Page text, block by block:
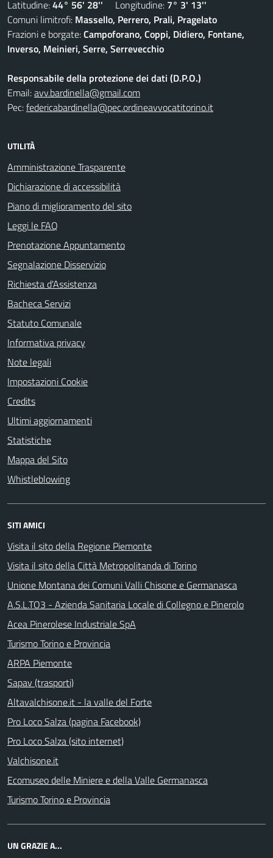
Latitudine:44° 56' 28'' Longitudine: 7° 3' 13''
Comuni limitrofi: Massello, Perrero, Prali, Pragelato
Frazioni e borgate:Campoforano, Coppi, Didiero, Fontane,
Inverso, Meinieri, Serre, Serrevecchio
Responsabile della protezione dei dati (D.P.O.)
Email:avv.bardinella@gmail.com
Pec:federicabardinella@pec.ordineavvocatitorino.it
UTILITÀ
Amministrazione Trasparente
Dichiarazione di accessibilità
Piano di miglioramento del sito
Leggi le FAQ
Prenotazione Appuntamento
Segnalazione Disservizio
Richiesta d'Assistenza
Bacheca Servizi
Statuto Comunale
Informativa privacy
Note legali
Impostazioni Cookie
Credits
Ultimi aggiornamenti
Statistiche
Mappa del Sito
Whistleblowing
SITI AMICI
Visita il sito della Regione Piemonte
Visita il sito della Città Metropolitanda di Torino
Unione Montana dei Comuni Valli Chisone e Germanasca
A.S.L.TO3 - Azienda Sanitaria Locale di Collegno e Pinerolo
Acea Pinerolese Industriale SpA
Turismo Torino e Provincia
ARPA Piemonte
Sapav (trasporti)
Altavalchisone.it - la valle del Forte
Pro Loco Salza (pagina Facebook)
Pro Loco Salza (sito internet)
Valchisone.it
Ecomuseo delle Miniere e della Valle Germanasca
Turismo Torino e Provincia
UN GRAZIE A...